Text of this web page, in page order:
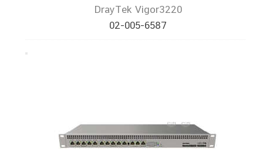
DrayTek Vigor3220
02-005-6587